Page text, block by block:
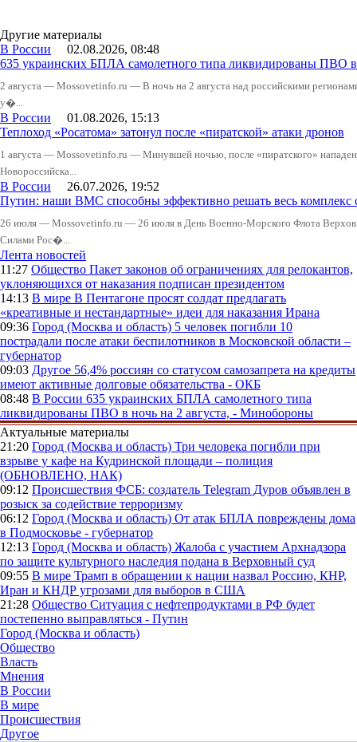
Другие материалы
В России 02.08.2026, 08:48
635 украинских БПЛА самолетного типа ликвидированы ПВО
2 августа — Mossovetinfo.ru — В ночь на 2 августа над российскими
у�...
В России 01.08.2026, 15:13
Теплоход «Росатома» затонул после «пиратской» атаки дронов
1 августа — Mossovetinfo.ru — Минувшей ночью, после «пиратского»
Новороссийска...
В России 26.07.2026, 19:52
Путин: наши ВМС способны эффективно решать весь комплекс
26 июля — Mossovetinfo.ru — 26 июля в День Военно-Морского Флота
Силами Рос�...
Лента новостей
11:27 Общество Пакет законов об ограничениях для релокантов,
уклоняющихся от наказания подписан президентом
14:13 В мире В Пентагоне просят солдат предлагать
«креативные и нестандартные» идеи для наказания Ирана
09:36 Город (Москва и область) 5 человек погибли 10
пострадали после атаки беспилотников в Московской области –
губернатор
09:03 Другое 56,4% россиян со статусом самозапрета на кредиты
имеют активные долговые обязательства - ОКБ
08:48 В России 635 украинских БПЛА самолетного типа
ликвидированы ПВО в ночь на 2 августа, - Минобороны
Актуальные материалы
21:20 Город (Москва и область) Три человека погибли при
взрыве у кафе на Кудринской площади – полиция
(ОБНОВЛЕНО, НАК)
09:12 Происшествия ФСБ: создатель Telegram Дуров объявлен в
розыск за содействие терроризму
06:12 Город (Москва и область) От атак БПЛА повреждены дома
в Подмосковье - губернатор
12:13 Город (Москва и область) Жалоба с участием Архнадзора
по защите культурного наследия подана в Верховный суд
09:55 В мире Трамп в обращении к нации назвал Россию, КНР,
Иран и КНДР угрозами для выборов в США
21:28 Общество Ситуация с нефтепродуктами в РФ будет
постепенно выправляться - Путин
Город (Москва и область)
Общество
Власть
Мнения
В России
В мире
Происшествия
Другое